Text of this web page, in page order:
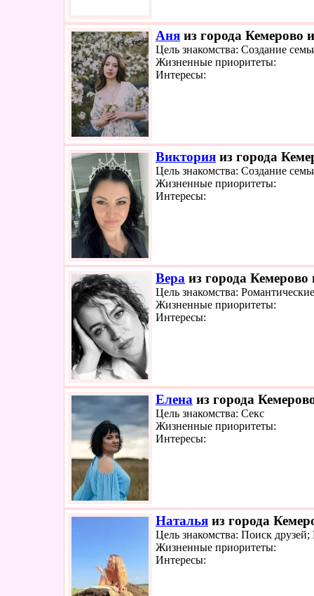
Аня из города Кемерово
Цель знакомства: Создание
Жизненные приоритеты:
Интересы:
Виктория из города
Цель знакомства: Создание
Жизненные приоритеты:
Интересы:
Вера из города
Цель знакомства:
Жизненные приоритеты:
Интересы:
Елена из города
Цель знакомства: Секс
Жизненные приоритеты:
Интересы:
Наталья из города
Цель знакомства: Поиск
Жизненные приоритеты:
Интересы: